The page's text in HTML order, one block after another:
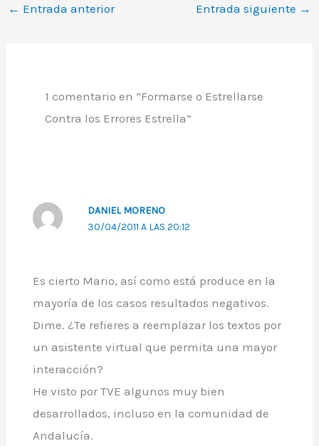
← Entrada anterior Entrada siguiente →
1 comentario en “Formarse o Estrellarse
Contra los Errores Estrella”
DANIEL MORENO
30/04/2011 A LAS 20:12
Es cierto Mario, así como está produce en la
mayoría de los casos resultados negativos.
Dime. ¿Te refieres a reemplazar los textos por
un asistente virtual que permita una mayor
interacción?
He visto por TVE algunos muy bien
desarrollados, incluso en la comunidad de
Andalucía.